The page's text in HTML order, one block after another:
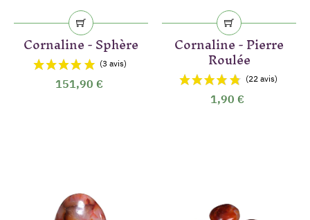
(4 avis)
Cornaline - Sphère
151,90 €
Cornaline - Pierre
Roulée
1,90 €